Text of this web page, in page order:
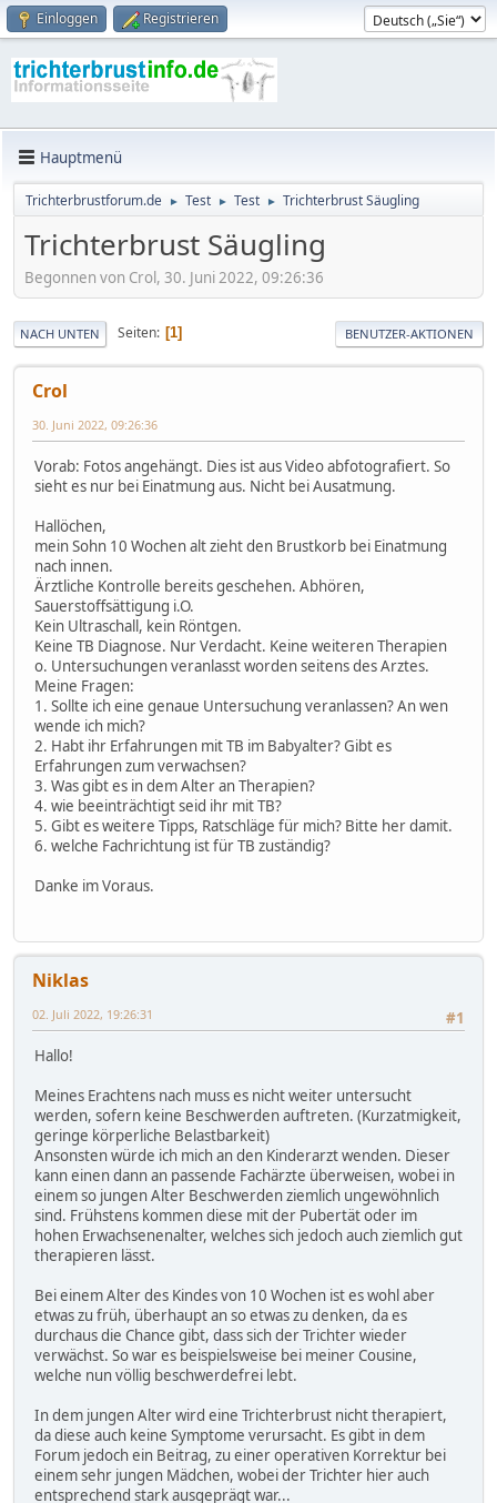
Einloggen Registrieren
Hauptmenü
Trichterbrustforum.de ► Test ► Test ► Trichterbrust Säugling
Trichterbrust Säugling
Begonnen von Crol, 30. Juni 2022, 09:26:36
NACH UNTEN Seiten 1 BENUTZER-AKTIONEN
Crol
30. Juni 2022, 09:26:36
Vorab: Fotos angehängt. Dies ist aus Video abfotografiert. So
sieht es nur bei Einatmung aus. Nicht bei Ausatmung.
Hallöchen,
mein Sohn 10 Wochen alt zieht den Brustkorb bei Einatmung
nach innen.
Ärztliche Kontrolle bereits geschehen. Abhören,
Sauerstoffsättigung i.O.
Kein Ultraschall, kein Röntgen.
Keine TB Diagnose. Nur Verdacht. Keine weiteren Therapien
o. Untersuchungen veranlasst worden seitens des Arztes.
Meine Fragen:
1. Sollte ich eine genaue Untersuchung veranlassen? An wen
wende ich mich?
2. Habt ihr Erfahrungen mit TB im Babyalter? Gibt es
Erfahrungen zum verwachsen?
3. Was gibt es in dem Alter an Therapien?
4. wie beeinträchtigt seid ihr mit TB?
5. Gibt es weitere Tipps, Ratschläge für mich? Bitte her damit.
6. welche Fachrichtung ist für TB zuständig?
Danke im Voraus.
Niklas
#1
02. Juli 2022, 19:26:31
Hallo!
Meines Erachtens nach muss es nicht weiter untersucht
werden, sofern keine Beschwerden auftreten. (Kurzatmigkeit,
geringe körperliche Belastbarkeit)
Ansonsten würde ich mich an den Kinderarzt wenden. Dieser
kann einen dann an passende Fachärzte überweisen, wobei in
einem so jungen Alter Beschwerden ziemlich ungewöhnlich
sind. Frühstens kommen diese mit der Pubertät oder im
hohen Erwachsenenalter, welches sich jedoch auch ziemlich gut
therapieren lässt.
Bei einem Alter des Kindes von 10 Wochen ist es wohl aber
etwas zu früh, überhaupt an so etwas zu denken, da es
durchaus die Chance gibt, dass sich der Trichter wieder
verwächst. So war es beispielsweise bei meiner Cousine,
welche nun völlig beschwerdefrei lebt.
In dem jungen Alter wird eine Trichterbrust nicht therapiert,
da diese auch keine Symptome verursacht. Es gibt in dem
Forum jedoch ein Beitrag, zu einer operativen Korrektur bei
einem sehr jungen Mädchen, wobei der Trichter hier auch
entsprechend stark ausgeprägt war...